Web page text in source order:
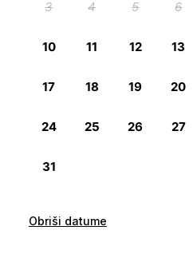
Obriši datume